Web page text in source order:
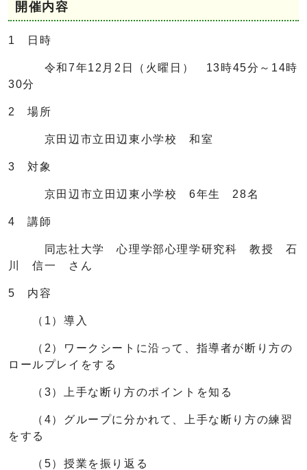
開催内容
1 日時
令和7年12月2日（火曜日） 13時45分～14時
30分
2 場所
京田辺市立田辺東小学校 和室
3 対象
京田辺市立田辺東小学校 6年生 28名
4 講師
同志社大学 心理学部心理学研究科 教授 石
川 信一 さん
5 内容
（1）導入
（2）ワークシートに沿って、指導者が断り方の
ロールプレイをする
（3）上手な断り方のポイントを知る
（4）グループに分かれて、上手な断り方の練習
をする
（5）授業を振り返る